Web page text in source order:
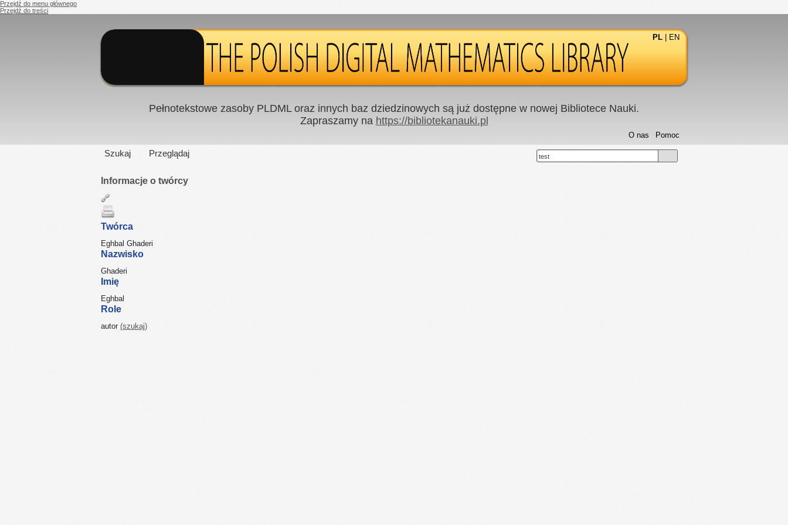
Przejdź do menu głównego
Przejdź do treści
PL EN
Pełnotekstowe zasoby PLDML oraz innych baz dziedzinowych są już dostępne w nowej Bibliotece Nauki.
Zapraszamy na https://bibliotekanauki.pl
Szukaj Przeglądaj
Pomoc
O nas
test
Informacje o twórcy
Twórca
Eghbal Ghaderi
Nazwisko
Ghaderi
Imię
Eghbal
Role
autor (szukaj)